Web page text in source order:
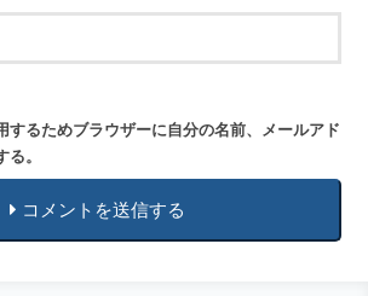
するためブラウザーに自分の名前、メールアド
。
コメントを送信する